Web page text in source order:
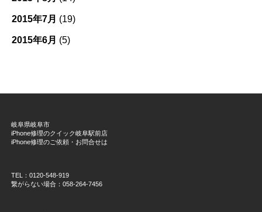
2015年7月 (19)
2015年6月 (5)
岐阜県岐阜市
iPhone修理のクイック岐阜駅前店
iPhone修理のご依頼・お問合せは
TEL：0120-548-919
繋がらない場合：058-264-7456